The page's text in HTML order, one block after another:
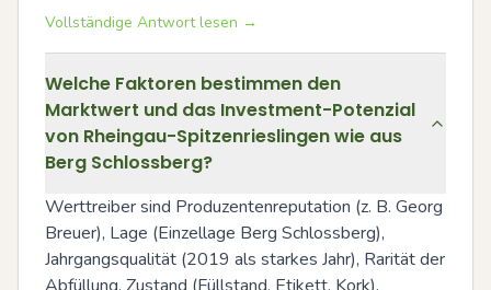
Vollständige Antwort lesen →
Welche Faktoren bestimmen den
Marktwert und das Investment-Potenzial
von Rheingau-Spitzenrieslingen wie aus
Berg Schlossberg?
Werttreiber sind Produzentenreputation (z. B. Georg
Breuer), Lage (Einzellage Berg Schlossberg),
Jahrgangsqualität (2019 als starkes Jahr), Rarität der